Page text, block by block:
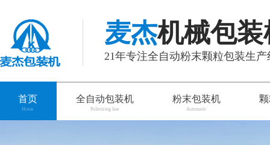
麦杰机械包装
21年专注全自动粉末颗粒包装生
首页
Home
全自动包装机
Palletizing line
粉末包装机
Automatic